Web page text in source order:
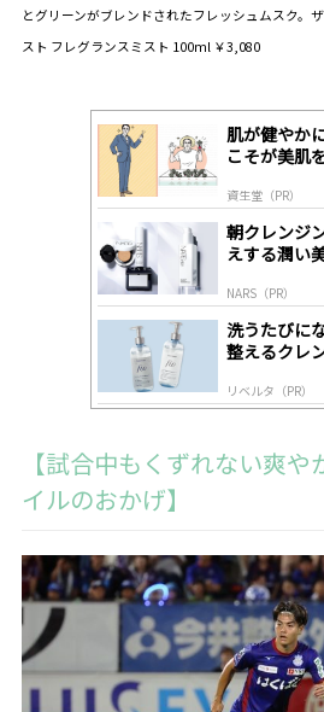
とグリーンがブレンドされたフレッシュムスク。
スト フレグランスミスト 100ml ￥3,080
肌が健やか
こそが美肌
資生堂（PR）
朝クレンジ
えする潤い
NARS（PR）
洗うたびに
整えるクレ
リベルタ（PR）
【試合中もくずれない爽
イルのおかげ】